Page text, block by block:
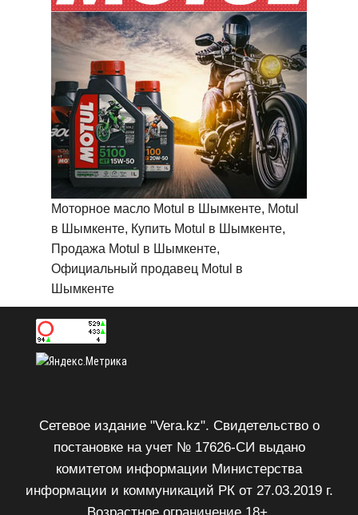
Моторное масло Motul в Шымкенте, Motul
в Шымкенте, Купить Motul в Шымкенте,
Продажа Motul в Шымкенте,
Официальный продавец Motul в
Шымкенте
Сетевое издание "Vera.kz". Свидетельство о
постановке на учет № 17626-СИ выдано
комитетом информации Министерства
информации и коммуникаций РК от 27.03.2019 г.